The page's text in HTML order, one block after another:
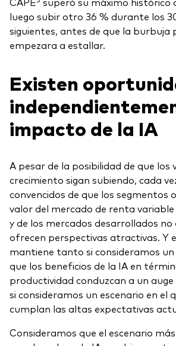
luego subir otro 36 % durante los
siguientes, antes de que la burbuja
empezara a estallar.
Existen
impacto de la IA
A pesar de la posibilidad de que los
crecimiento sigan subiendo, cada
convencidos de que los segmentos
valor del mercado de renta
y de los mercados desarrollados
ofrecen perspectivas atractivas. Y
mantiene tanto si consideramos un
que los beneficios de la IA en
productividad conduzcan a un
si consideramos un escenario en el
cumplan las altas expectativas
Consideramos que el escenario